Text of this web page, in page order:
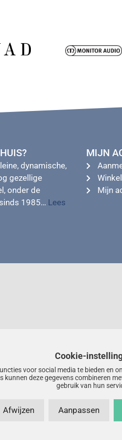
dynamische,
gezellige
onder de
1985… Lees
MIJN
Mijn
Cookie-
voor social media te bieden en
deze gegevens combineren
gebruik van hun
Afwijzen Aanpassen